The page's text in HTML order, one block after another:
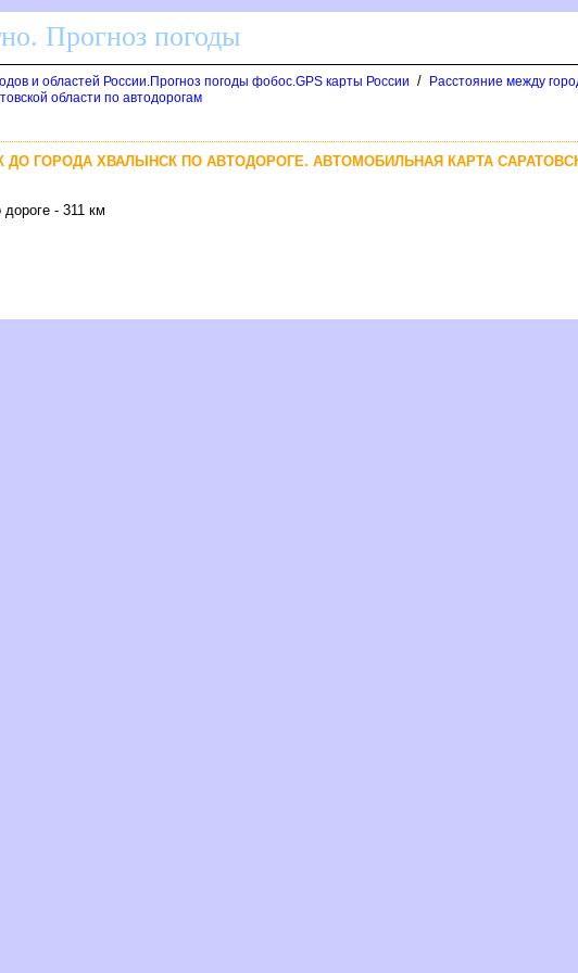
Прогноз погоды
и областей России.Прогноз погоды фобос.GPS карты России /
Расстояние между
области по автодорогам
ДО ГОРОДА ХВАЛЫНСК ПО АВТОДОРОГЕ. АВТОМОБИЛЬНАЯ КАРТА
- 311 км